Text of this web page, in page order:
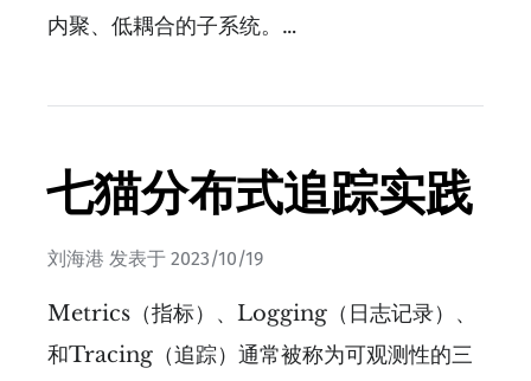
内聚、低耦合的子系统。…
七猫分布式追踪实践
刘海港 发表于 2023/10/19
Metrics（指标）、Logging（日志记录）、
和Tracing（追踪）通常被称为可观测性的三